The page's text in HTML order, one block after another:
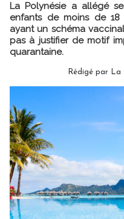
La Polynésie a allégé
enfants de moins de
ayant un schéma
pas à justifier de motif
quarantaine.
Rédigé par La